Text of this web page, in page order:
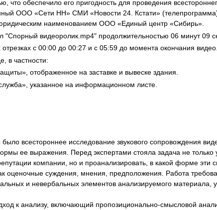
Психологическая экспертиза
заключение
Строительная экспертиза
Химическая экспертиза
Экспертиза давности создания документа
что обеспечило его пригодность для проведения
ООО «Сети НН» СМИ «Новости 24. Кстати»
наименованием ООО «Единый центр «Сибирь».
видеоролик.mp4" продолжительностью 06 минут 09
с 00:00 до 00:27 и с 05:59 до момента окончания видео.
в частности:
отображенное на заставке и вывеске здания.
указанное на информационном листе.
всестороннее исследование звукового сопровождения
ее выражения. Перед экспертами стояла задача не только
компании, но и проанализировать, в какой форме эти
оценочные суждения, мнения, предположения. Работа
и невербальных элементов анализируемого
к анализу, включающий пропозиционально-смысловой